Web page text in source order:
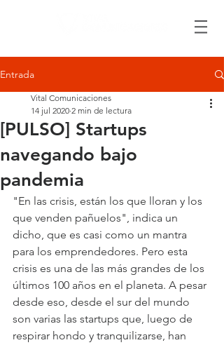
Entrada
[PULSO] Startups
navegando bajo
pandemia
Vital Comunicaciones
14 jul 2020 2 min de lectura
"En las crisis, están los que lloran y los
que venden pañuelos", indica un
dicho, que es casi como un mantra
para los emprendedores. Pero esta
crisis es una de las más grandes de los
últimos 100 años en el planeta. A pesar
desde eso, desde el sur del mundo
son varias las startups que, luego de
respirar hondo y tranquilizarse, han